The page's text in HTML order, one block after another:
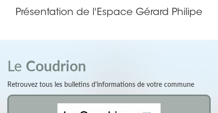
Présentation de l'Espace Gérard Philipe
Le Coudrion
Retrouvez tous les bulletins d'informations de votre commune